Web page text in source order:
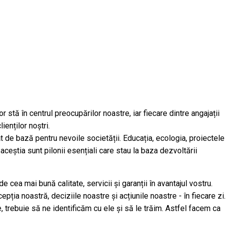
în centrul preocupărilor noastre, iar fiecare dintre angajații
noștri.
de bază pentru nevoile societății. Educația, ecologia, proiectele
sunt pilonii esențiali care stau la baza dezvoltării
cea mai bună calitate, servicii și garanții în avantajul vostru.
noastră, deciziile noastre și acțiunile noastre - în fiecare zi.
trebuie să ne identificăm cu ele și să le trăim. Astfel facem ca